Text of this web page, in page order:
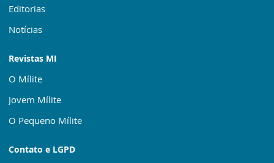
Editorias
Notícias
Revistas MI
O Mílite
Jovem Mílite
O Pequeno Mílite
Contato e LGPD